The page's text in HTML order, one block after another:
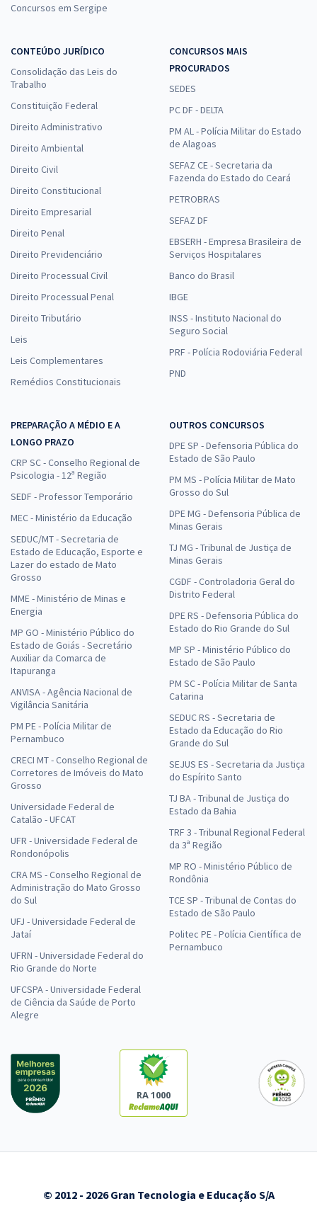
Concursos em Sergipe
CONTEÚDO JURÍDICO
Consolidação das Leis do
Trabalho
Constituição Federal
Direito Administrativo
Direito Ambiental
Direito Civil
Direito Constitucional
Direito Empresarial
Direito Penal
Direito Previdenciário
Direito Processual Civil
Direito Processual Penal
Direito Tributário
Leis
Leis Complementares
Remédios Constitucionais
CONCURSOS MAIS
PROCURADOS
SEDES
PC DF - DELTA
PM AL - Polícia Militar do Estado
de Alagoas
SEFAZ CE - Secretaria da
Fazenda do Estado do Ceará
PETROBRAS
SEFAZ DF
EBSERH - Empresa Brasileira de
Serviços Hospitalares
Banco do Brasil
IBGE
INSS - Instituto Nacional do
Seguro Social
PRF - Polícia Rodoviária Federal
PND
PREPARAÇÃO A MÉDIO E A
LONGO PRAZO
CRP SC - Conselho Regional de
Psicologia - 12ª Região
SEDF - Professor Temporário
MEC - Ministério da Educação
SEDUC/MT - Secretaria de
Estado de Educação, Esporte e
Lazer do estado de Mato
Grosso
MME - Ministério de Minas e
Energia
MP GO - Ministério Público do
Estado de Goiás - Secretário
Auxiliar da Comarca de
Itapuranga
ANVISA - Agência Nacional de
Vigilância Sanitária
PM PE - Polícia Militar de
Pernambuco
CRECI MT - Conselho Regional de
Corretores de Imóveis do Mato
Grosso
Universidade Federal de
Catalão - UFCAT
UFR - Universidade Federal de
Rondonópolis
CRA MS - Conselho Regional de
Administração do Mato Grosso
do Sul
UFJ - Universidade Federal de
Jataí
UFRN - Universidade Federal do
Rio Grande do Norte
UFCSPA - Universidade Federal
de Ciência da Saúde de Porto
Alegre
OUTROS CONCURSOS
DPE SP - Defensoria Pública do
Estado de São Paulo
PM MS - Polícia Militar de Mato
Grosso do Sul
DPE MG - Defensoria Pública de
Minas Gerais
TJ MG - Tribunal de Justiça de
Minas Gerais
CGDF - Controladoria Geral do
Distrito Federal
DPE RS - Defensoria Pública do
Estado do Rio Grande do Sul
MP SP - Ministério Público do
Estado de São Paulo
PM SC - Polícia Militar de Santa
Catarina
SEDUC RS - Secretaria de
Estado da Educação do Rio
Grande do Sul
SEJUS ES - Secretaria da Justiça
do Espírito Santo
TJ BA - Tribunal de Justiça do
Estado da Bahia
TRF 3 - Tribunal Regional Federal
da 3ª Região
MP RO - Ministério Público de
Rondônia
TCE SP - Tribunal de Contas do
Estado de São Paulo
Politec PE - Polícia Científica de
Pernambuco
RA 1000
© 2012 - 2026 Gran Tecnologia e Educação S/A